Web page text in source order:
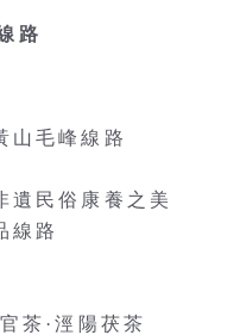
路
山毛峰線路
遺民俗康養之美
線路
茶·涇陽茯茶